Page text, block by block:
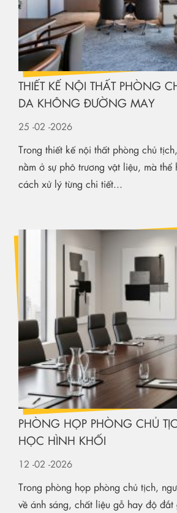
THIẾT KẾ NỘI THẤT PHÒNG
DA KHÔNG ĐƯỜNG MAY
25 -02 -2026
Trong thiết kế nội thất phòng chủ
nằm ở sự phô trương vật liệu, mà thể
cách xử lý từng chi tiết...
PHÒNG HỌP PHÒNG CHỦ
HỌC HÌNH KHỐI
12 -02 -2026
Trong phòng họp phòng chủ tịch,
về ánh sáng, chất liệu gỗ hay độ